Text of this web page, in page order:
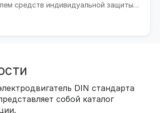
средств индивидуальной защиты,
DIN стандарта
собой каталог